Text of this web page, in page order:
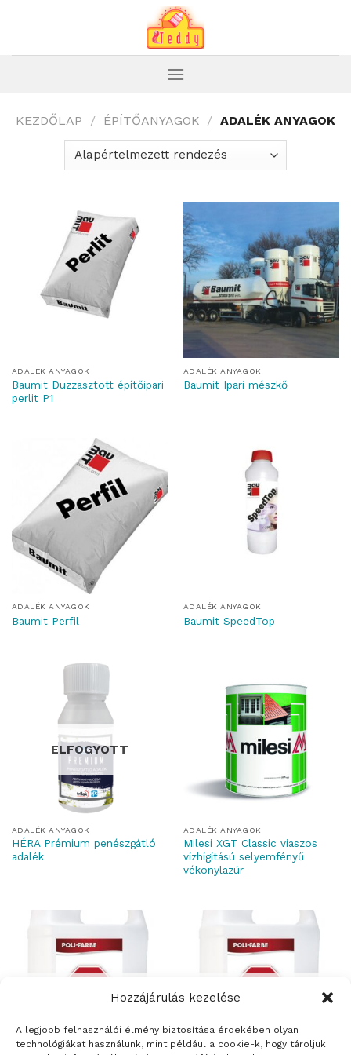
Hozzájárulás kezelése
A legjobb felhasználói élmény biztosítása érdekében olyan
technológiákat használunk, mint például a cookie-k, hogy tároljuk
KEZDŐLAP / ÉPÍTŐANYAGOK / ADALÉK ANYAGOK
ADALÉK ANYAGOK
Baumit Duzzasztott építőipari
perlit P1
ADALÉK ANYAGOK
Baumit Ipari mészkő
ADALÉK ANYAGOK
Baumit Perfil
ADALÉK ANYAGOK
Baumit SpeedTop
ELFOGYOTT
ADALÉK ANYAGOK
HÉRA Prémium penészgátló
adalék
ADALÉK ANYAGOK
Milesi XGT Classic viaszos
vízhígítású selyemfényű
vékonylazúr
ELFOGYOTT ELFOGYOTT